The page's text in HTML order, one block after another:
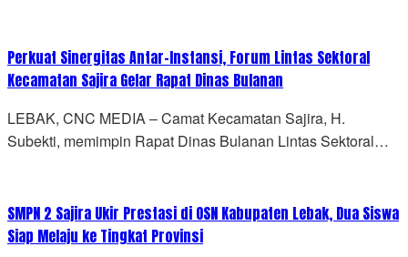
Perkuat Sinergitas Antar-Instansi, Forum Lintas Sektoral
Kecamatan Sajira Gelar Rapat Dinas Bulanan
LEBAK, CNC MEDIA – Camat Kecamatan Sajira, H.
Subekti, memimpin Rapat Dinas Bulanan Lintas Sektoral…
SMPN 2 Sajira Ukir Prestasi di OSN Kabupaten Lebak, Dua Siswa
Siap Melaju ke Tingkat Provinsi